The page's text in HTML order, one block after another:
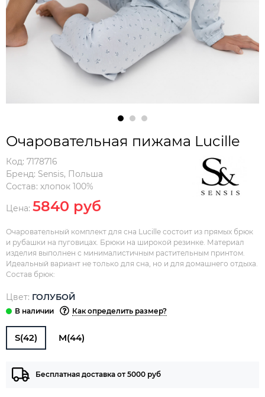
Очаровательная пижама Lucille
Код: 7178716
Бренд: Sensis, Польша
Состав: хлопок 100%
Цена: 5840 руб
Очаровательный комплект для сна Lucille состоит из прямых брюк
и рубашки на пуговицах. Брюки на широкой резинке. Материал
изделия выполнен с минималистичным растительным принтом.
Идеальный вариант не только для сна, но и для домашнего отдыха.
Состав брюк:
Цвет: ГОЛУБОЙ
Как определить размер?
S(42) M(44)
Бесплатная доставка от 5000 руб